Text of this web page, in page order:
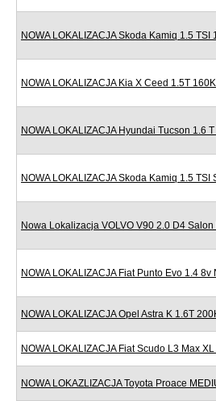
NOWA LOKALIZACJA Skoda Kamiq 1.5
NOWA LOKALIZACJA Kia X Ceed 1.5T
NOWA LOKALIZACJA Hyundai Tucson 1.6
NOWA LOKALIZACJA Skoda Kamiq 1.5
Nowa Lokalizacja VOLVO V90 2.0 D4
NOWA LOKALIZACJA Fiat Punto Evo 1.4
NOWA LOKALIZACJA Opel Astra K 1.6T
NOWA LOKALIZACJA Fiat Scudo L3 Max
NOWA LOKAZLIZACJA Toyota Proace